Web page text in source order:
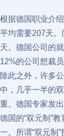
根据德国职业介
平均需要207天
天。德国公司的
12%的公司想裁员
除此之外，许多
中，几乎一半的
重。德国专家发
德国的“双元制”
一。所谓“双元制